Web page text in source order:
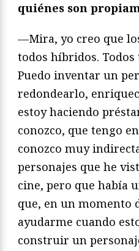
quiénes son
—Mira, yo creo que
todos híbridos.
Puedo inventar un
redondearlo,
estoy haciendo
conozco, que tengo
conozco muy
personajes que he
cine, pero que había
que, en un momento
ayudarme cuando
construir un